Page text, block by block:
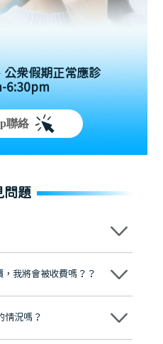
公眾假期正常應診
6:30pm
聯絡
問題
訓，各分院匯聚來自香港、內地的
是諾貝爾種植系統全球放心植牙中
顧客，受到粵港澳大灣區及周邊城
海、深圳設有八大分院，香港亦設
都可以隨時預約免費咨詢，讓人十
我將會被收費嗎？？
不會被收取任何費用。
情況嗎？
案及對應的價錢，顧客同意並簽字